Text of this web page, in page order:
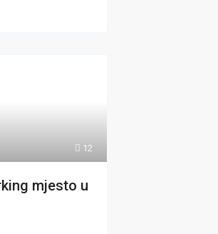
12
mjesto u